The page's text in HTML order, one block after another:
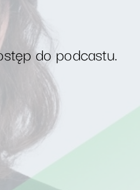
do podcastu.